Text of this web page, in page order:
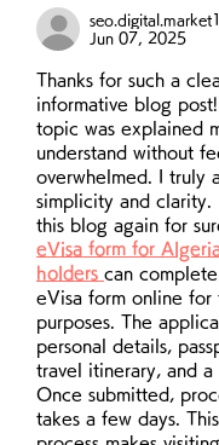
Jun 07, 2025
Thanks for such a
informative blog
topic was explained
understand without
overwhelmed. I truly
simplicity and clarity.
this blog again for
eVisa form for
holders can
eVisa form online for
purposes. The
personal details,
travel itinerary, and a
Once submitted,
takes a few days.